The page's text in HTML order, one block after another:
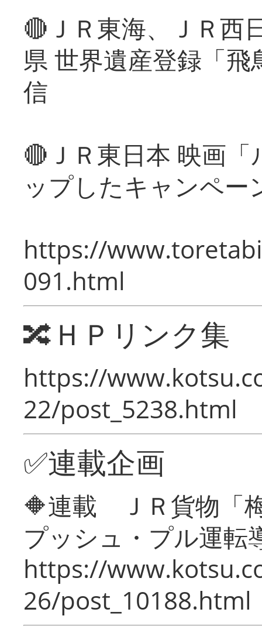
🔴ＪＲ東海、ＪＲ西
県 世界遺産登録「
信
🔴ＪＲ東日本 映画
ップしたキャンペー
https://
091.html
🔀ＨＰリンク集
https://
22/post_5238.html
✅連載企画
🔶連載 ＪＲ貨物「
プッシュ・プル運転
https://
26/post_10188.html